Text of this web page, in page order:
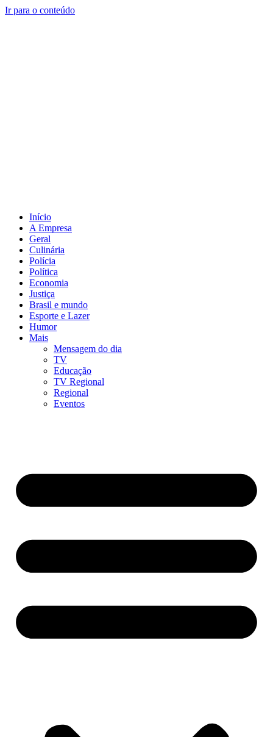
Ir para o conteúdo
Início
A Empresa
Geral
Culinária
Polícia
Política
Economia
Justiça
Brasil e mundo
Esporte e Lazer
Humor
Mais
Mensagem do dia
TV
Educação
TV Regional
Regional
Eventos